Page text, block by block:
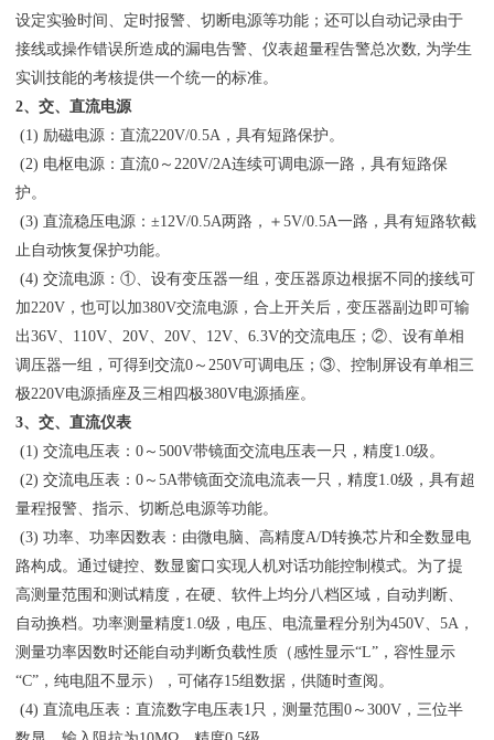
设定实验时间、定时报警、切断电源等功能；还可以自动记录由于
接线或操作错误所造成的漏电告警、仪表超量程告警总次数, 为学生
实训技能的考核提供一个统一的标准。
2、交、直流电源
(1) 励磁电源：直流220V/0.5A，具有短路保护。
(2) 电枢电源：直流0～220V/2A连续可调电源一路，具有短路保
护。
(3) 直流稳压电源：±12V/0.5A两路，＋5V/0.5A一路，具有短路软截
止自动恢复保护功能。
(4) 交流电源：①、设有变压器一组，变压器原边根据不同的接线可
加220V，也可以加380V交流电源，合上开关后，变压器副边即可输
出36V、110V、20V、20V、12V、6.3V的交流电压；②、设有单相
调压器一组，可得到交流0～250V可调电压；③、控制屏设有单相三
极220V电源插座及三相四极380V电源插座。
3、交、直流仪表
(1) 交流电压表：0～500V带镜面交流电压表一只，精度1.0级。
(2) 交流电压表：0～5A带镜面交流电流表一只，精度1.0级，具有超
量程报警、指示、切断总电源等功能。
(3) 功率、功率因数表：由微电脑、高精度A/D转换芯片和全数显电
路构成。通过键控、数显窗口实现人机对话功能控制模式。为了提
高测量范围和测试精度，在硬、软件上均分八档区域，自动判断、
自动换档。功率测量精度1.0级，电压、电流量程分别为450V、5A，
测量功率因数时还能自动判断负载性质（感性显示“L”，容性显示
“C”，纯电阻不显示），可储存15组数据，供随时查阅。
(4) 直流电压表：直流数字电压表1只，测量范围0～300V，三位半